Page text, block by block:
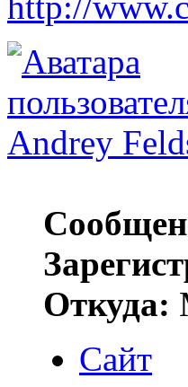
Andrey
Откуда:
Сайт